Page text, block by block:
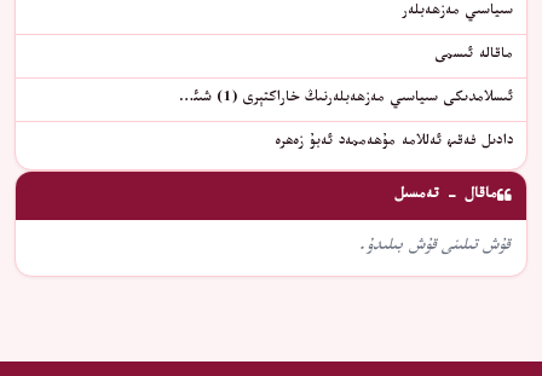
سىياسىي مەزھەبلەر
ماقالە ئىسمى
ئىسلامدىكى سىياسىي مەزھەبلەرنىڭ خاراكتېرى (1) شىئ…
دادىل فەقىھ ئەللامە مۇھەممەد ئەبۇ زەھرە
ماقال - تەمسىل
قۇش تىلىنى قۇش بىلىدۇ.